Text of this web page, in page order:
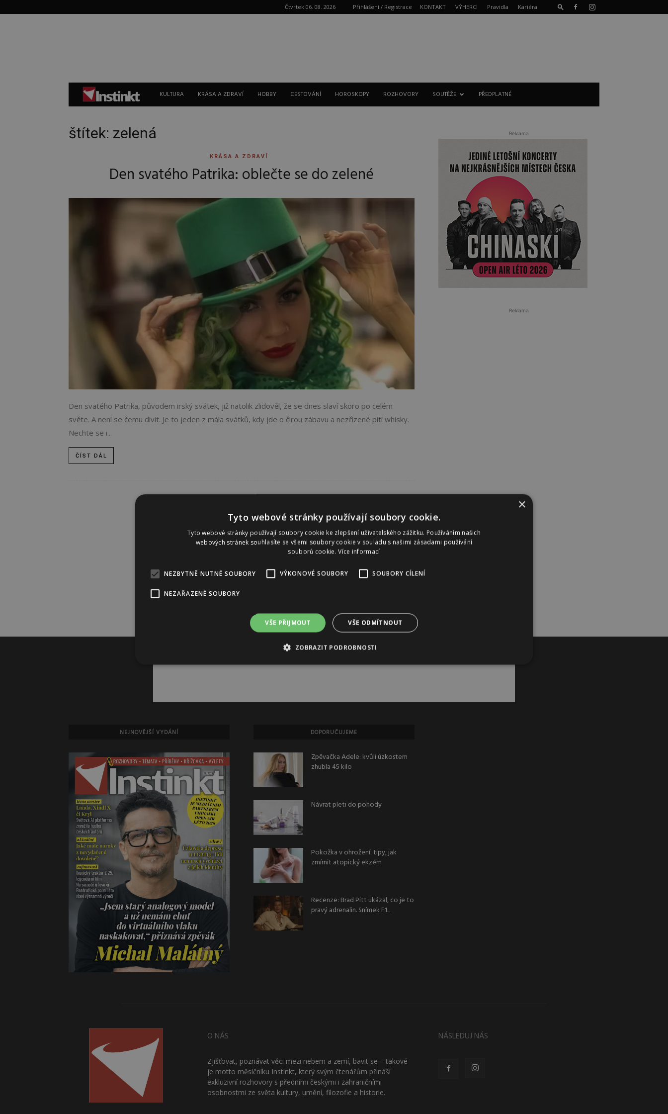
Čtvrtek 06. 08. 2026 Přihlášení / Registrace KONTAKT VÝHERCI Pravidla Kariéra
Instinkt
KULTURA KRÁSA A ZDRAVÍ HOBBY CESTOVÁNÍ HOROSKOPY ROZHOVORY SOUTĚŽE PŘEDPLATNÉ
štítek: zelená
KRÁSA A ZDRAVÍ
Den svatého Patrika: oblečte se do zelené
Den svatého Patrika, původem irský svátek, již natolik zlidověl, že se dnes slaví skoro po celém
světe. A není se čemu divit. Je to jeden z mála svátků, kdy jde o čirou zábavu a nezřízené pití whisky.
Nechte se i...
ČÍST DÁL
Reklama
Reklama
Reklama
NEJNOVĚJŠÍ VYDÁNÍ DOPORUČUJEME
Zpěvačka Adele: kvůli úzkostem
zhubla 45 kilo
Návrat pleti do pohody
Pokožka v ohrožení: tipy, jak
zmírnit atopický ekzém
Recenze: Brad Pitt ukázal, co je to
pravý adrenalin. Snímek F1...
O NÁS
Zjišťovat, poznávat věci mezi nebem a zemí, bavit se – takové
je motto měsíčníku Instinkt, který svým čtenářům přináší
exkluzivní rozhovory s předními českými i zahraničními
osobnostmi ze světa kultury, umění, filozofie a historie.
NÁSLEDUJ NÁS
×
Tyto webové stránky používají soubory cookie.
Tyto webové stránky používají soubory cookie ke zlepšení uživatelského zážitku. Používáním našich
webových stránek souhlasíte se všemi soubory cookie v souladu s našimi zásadami používání
souborů cookie.Více informací
NEZBYTNĚ NUTNÉ SOUBORY VÝKONOVÉ SOUBORY SOUBORY CÍLENÍ
NEZAŘAZENÉ SOUBORY
VŠE PŘIJMOUT VŠE ODMÍTNOUT
ZOBRAZIT PODROBNOSTI